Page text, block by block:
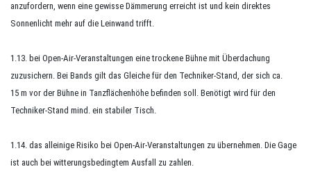
anzufordern, wenn eine gewisse Dämmerung erreicht ist und kein direktes
Sonnenlicht mehr auf die Leinwand trifft.
1.13. bei Open-Air-Veranstaltungen eine trockene Bühne mit Überdachung
zuzusichern. Bei Bands gilt das Gleiche für den Techniker-Stand, der sich ca.
15 m vor der Bühne in Tanzflächenhöhe befinden soll. Benötigt wird für den
Techniker-Stand mind. ein stabiler Tisch.
1.14. das alleinige Risiko bei Open-Air-Veranstaltungen zu übernehmen. Die Gage
ist auch bei witterungsbedingtem Ausfall zu zahlen.